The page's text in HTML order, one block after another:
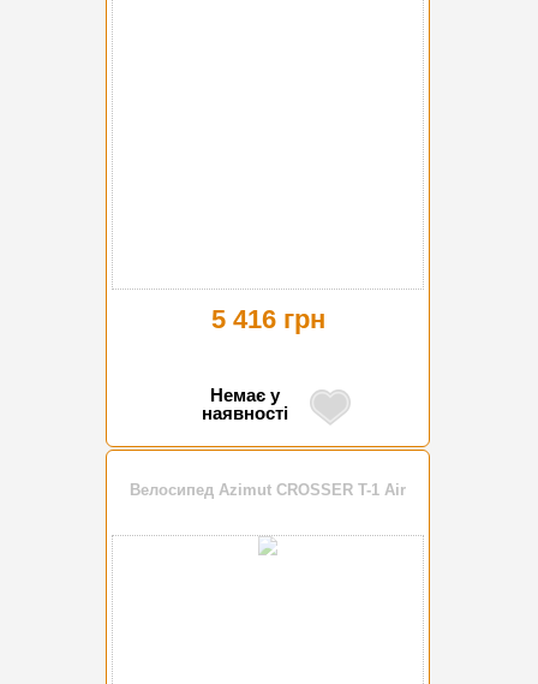
5 416 грн
Немає у
наявності
Велосипед Azimut CROSSER T-1 Air